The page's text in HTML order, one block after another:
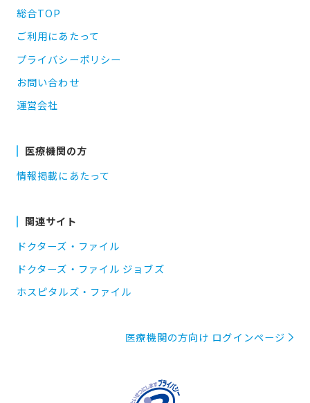
総合TOP
ご利用にあたって
プライバシーポリシー
お問い合わせ
運営会社
医療機関の方
情報掲載にあたって
関連サイト
ドクターズ・ファイル
ドクターズ・ファイル ジョブズ
ホスピタルズ・ファイル
医療機関の方向け ログインページ